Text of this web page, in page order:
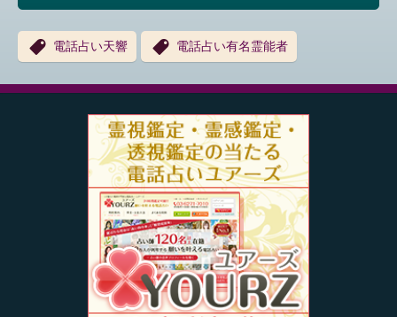
電話占い天響 電話占い有名霊能者